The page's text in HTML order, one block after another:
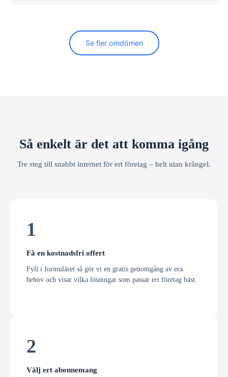
Se fler omdömen
Så enkelt är det att komma igång
Tre steg till snabbt internet för ert företag – helt utan krångel.
1
Få en kostnadsfri offert
Fyll i formuläret så gör vi en gratis genomgång av era
behov och visar vilka lösningar som passar ert företag bäst.
2
Välj ert abonnemang